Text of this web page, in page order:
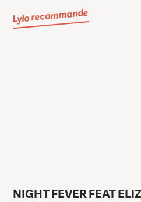
Lylo recommande
NIGHT FEVER FEAT